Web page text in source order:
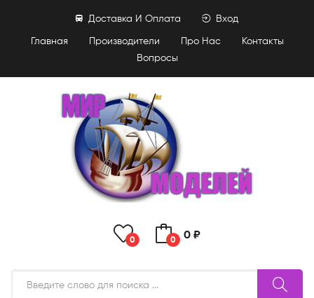
Главная Производители Про Нас
Контакты
Вопросы
Доставка И Оплата Вход
0 0 0 ₽